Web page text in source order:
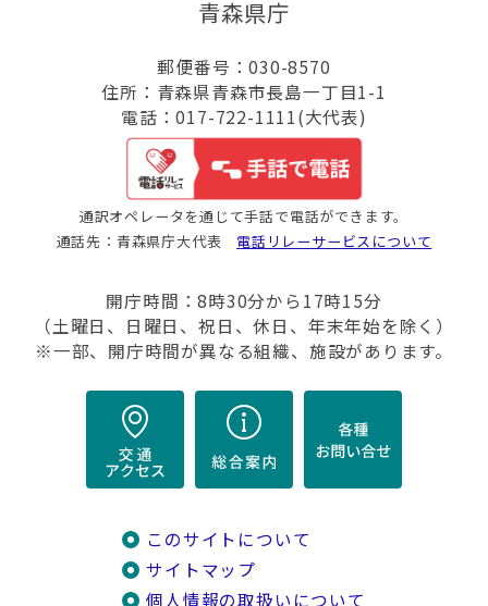
青森県庁
郵便番号：030-8570
住所：青森県青森市長島一丁目1-1
電話：017-722-1111(大代表)
通訳オペレータを通じて手話で電話ができます。
通話先：青森県庁大代表 電話リレーサービスについて
開庁時間：8時30分から17時15分
（土曜日、日曜日、祝日、休日、年末年始を除く）
※一部、開庁時間が異なる組織、施設があります。
このサイトについて
サイトマップ
個人情報の取扱いについて